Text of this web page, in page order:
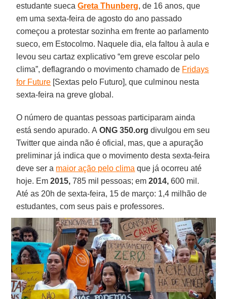
estudante suecaGreta Thunberg, de 16 anos, que
em uma sexta-feira de agosto do ano passado
começou a protestar sozinha em frente ao parlamento
sueco, em Estocolmo. Naquele dia, ela faltou à aula e
levou seu cartaz explicativo “em greve escolar pelo
clima”, deflagrando o movimento chamado de Fridays
for Future [Sextas pelo Futuro], que culminou nesta
sexta-feira na greve global.
O número de quantas pessoas participaram ainda
está sendo apurado. A ONG 350.org divulgou em seu
Twitter que ainda não é oficial, mas, que a apuração
preliminar já indica que o movimento desta sexta-feira
deve ser a maior ação pelo clima que já ocorreu até
hoje. Em2015, 785 mil pessoas; em2014, 600 mil.
Até as 20h de sexta-feira, 15 de março: 1,4 milhão de
estudantes, com seus pais e professores.